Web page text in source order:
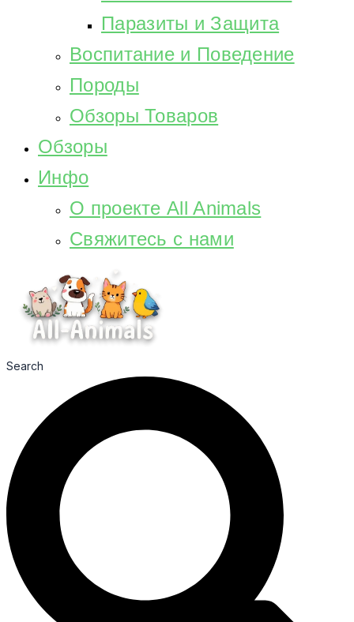
Паразиты и Защита
Воспитание и Поведение
Породы
Обзоры Товаров
Обзоры
Инфо
О проекте All Animals
Свяжитесь с нами
Search